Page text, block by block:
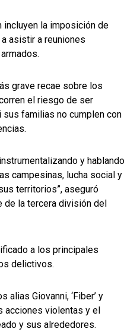
incluyen la imposición de
asistir a reuniones
grave recae sobre los
el riesgo de ser
familias no cumplen con
y hablando
campesinas, lucha social y
territorios”, aseguró
de la tercera división del
a los principales
delictivos.
alias Giovanni, ‘Fiber’ y
acciones violentas y el
y sus alrededores.